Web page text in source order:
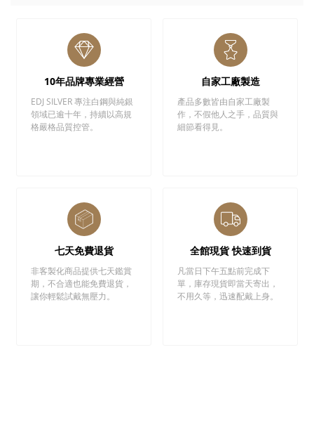
10年品牌專業經營
EDJ SILVER 專注白鋼與純銀
領域已逾十年，持續以高規
格嚴格品質控管。
自家工廠製造
產品多數皆由自家工廠製
作，不假他人之手，品質與
細節看得見。
七天免費退貨
非客製化商品提供七天鑑賞
期，不合適也能免費退貨，
讓你輕鬆試戴無壓力。
全館現貨 快速到貨
凡當日下午五點前完成下
單，庫存現貨即當天寄出，
不用久等，迅速配戴上身。